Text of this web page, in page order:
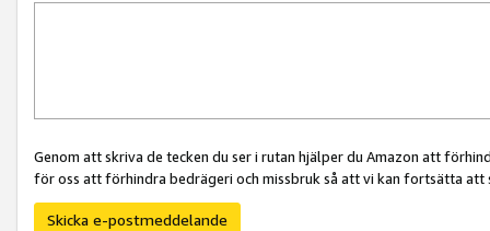
Genom att skriva de tecken du ser i rutan hjälper du Amazon att
för oss att förhindra bedrägeri och missbruk så att vi kan fortsätta
Skicka e-postmeddelande